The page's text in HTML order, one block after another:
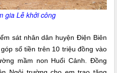
gia Lễ khởi công
sát nhân dân huyện Điện Biên
số tiền trên 10 triệu đồng vào
mầm non Huổi Cảnh. Đồng